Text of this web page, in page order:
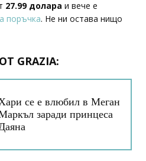
27.99 долара и вече е
поръчка. Не ни остава нищо
GRAZIA:
се е влюбил в Меган
заради принцеса
Даяна